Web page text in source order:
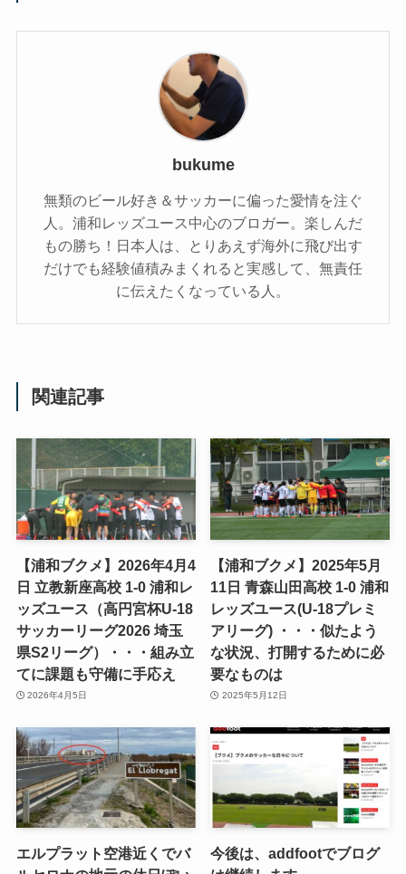
bukume
無類のビール好き＆サッカーに偏った愛情を注ぐ
人。浦和レッズユース中心のブロガー。楽しんだ
もの勝ち！日本人は、とりあえず海外に飛び出す
だけでも経験値積みまくれると実感して、無責任
に伝えたくなっている人。
関連記事
【浦和ブクメ】2026年4月4
日 立教新座高校 1-0 浦和レ
ッズユース（高円宮杯U-18
サッカーリーグ2026 埼玉
県S2リーグ）・・・組み立
てに課題も守備に手応え
2026年4月5日
【浦和ブクメ】2025年5月
11日 青森山田高校 1-0 浦和
レッズユース(U-18プレミ
アリーグ) ・・・似たよう
な状況、打開するために必
要なものは
2025年5月12日
エルプラット空港近くでバ
今後は、addfootでブログ